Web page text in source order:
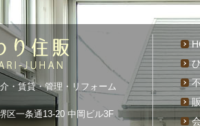
・賃貸・管理・リフォーム
区一条通13-20 中岡ビル3F